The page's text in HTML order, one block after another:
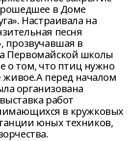
в Доме
Настраивала на
песня
прозвучавшая в
Первомайской школы
о том, что птиц нужно
живое.А перед началом
организована
работ
в кружковых
юных техников,